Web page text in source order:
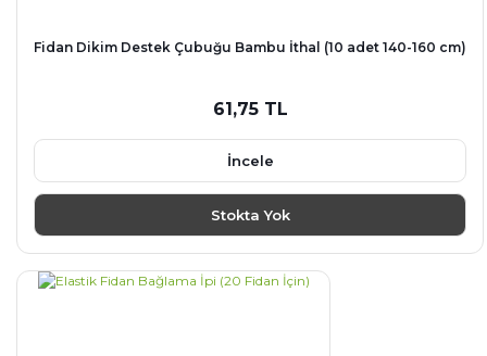
Fidan Dikim Destek Çubuğu Bambu İthal (10 adet 140-160 cm)
61,75 TL
İncele
Stokta Yok